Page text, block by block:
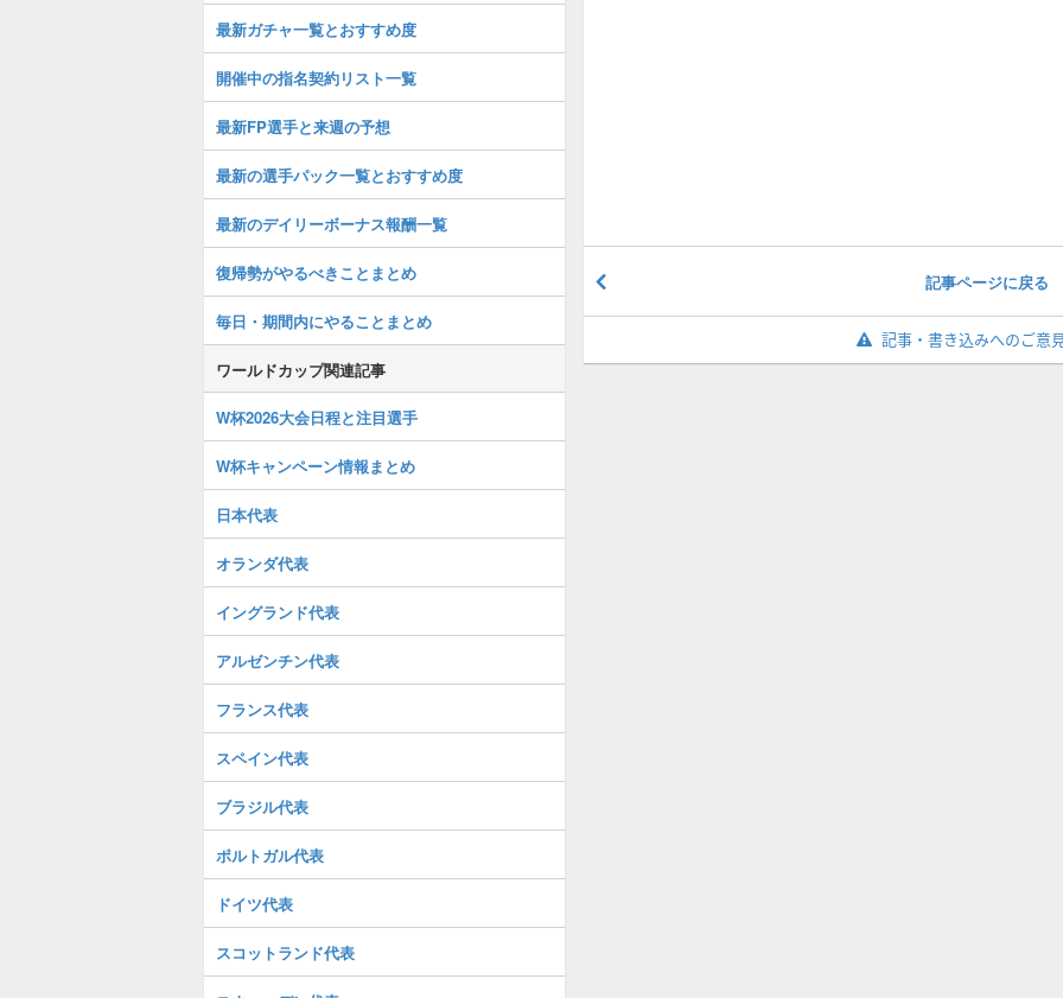
記事ページに戻る
記事・書き込みへのご意
最新ガチャ一覧とおすすめ度
開催中の指名契約リスト一覧
最新FP選手と来週の予想
最新の選手パック一覧とおすすめ度
最新のデイリーボーナス報酬一覧
復帰勢がやるべきことまとめ
毎日・期間内にやることまとめ
ワールドカップ関連記事
W杯2026大会日程と注目選手
W杯キャンペーン情報まとめ
日本代表
オランダ代表
イングランド代表
アルゼンチン代表
フランス代表
スペイン代表
ブラジル代表
ポルトガル代表
ドイツ代表
スコットランド代表